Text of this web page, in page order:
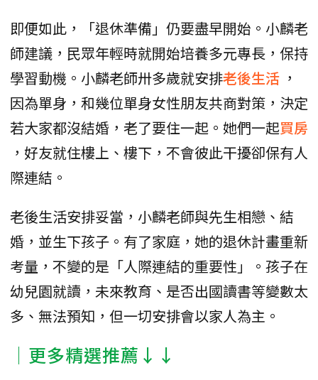
即便如此，「退休準備」仍要盡早開始。小麟老
師建議，民眾年輕時就開始培養多元專長，保持
學習動機。小麟老師卅多歲就安排老後生活 ，
因為單身，和幾位單身女性朋友共商對策，決定
若大家都沒結婚，老了要住一起。她們一起買房
，好友就住樓上、樓下，不會彼此干擾卻保有人
際連結。
老後生活安排妥當，小麟老師與先生相戀、結
婚，並生下孩子。有了家庭，她的退休計畫重新
考量，不變的是「人際連結的重要性」。孩子在
幼兒園就讀，未來教育、是否出國讀書等變數太
多、無法預知，但一切安排會以家人為主。
│更多精選推薦↓↓